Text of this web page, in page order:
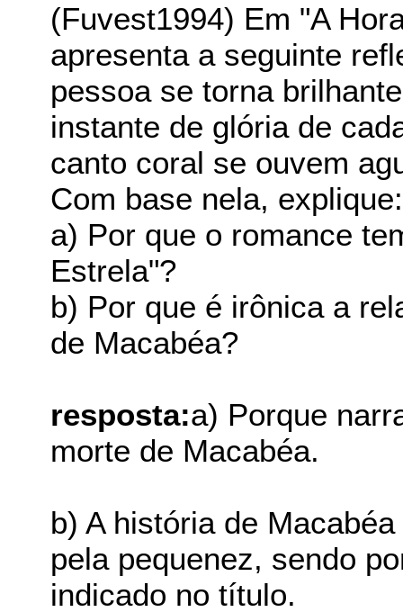
(Fuvest1994) Em "A
apresenta a seguinte
pessoa se torna
instante de glória de
canto coral se ouvem
Com base nela, explique:
a) Por que o romance
Estrela"?
b) Por que é irônica a
de Macabéa?
resposta:a) Porque
morte de Macabéa.
b) A história de
pela pequenez, sendo
indicado no título.